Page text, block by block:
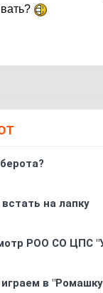
на лапку
РOO CO ЦПС
в